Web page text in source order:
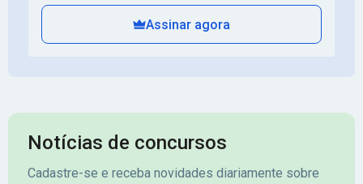
Assinar agora
Notícias de concursos
Cadastre-se e receba novidades diariamente sobre